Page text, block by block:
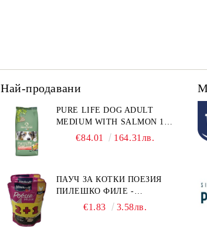
Най-продавани
PURE LIFE DOG ADULT
MEDIUM WITH SALMON 12
КГ - ПЪЛНОЦЕННА ХРАНА
ОТ 10 – 25 КГ, СЪС СЬОМГА.
БЕЗ ЗЪРНО, БЕЗ ГЛУТЕН.
ПРОИЗВЕДЕНА ВЪВ
€84.01 164.31лв.
ПАУЧ ЗА КОТКИ ПОЕЗИЯ
ПИЛЕШКО ФИЛЕ -
ПРОМОКОМПЛЕКТ 3 БР.
€1.83 3.58лв.